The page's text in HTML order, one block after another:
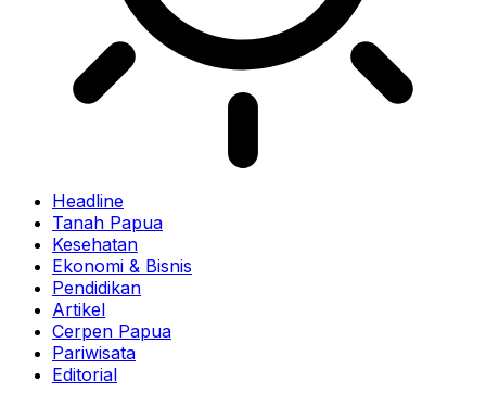
Headline
Tanah Papua
Kesehatan
Ekonomi & Bisnis
Pendidikan
Artikel
Cerpen Papua
Pariwisata
Editorial